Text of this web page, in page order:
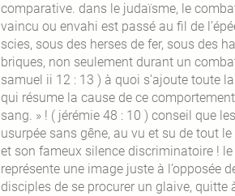
comparative. dans le judaïsme, le
vaincu ou envahi est passé au fil de
scies, sous des herses de fer, sous des
briques, non seulement durant un
samuel ii 12 : 13 ) à quoi s’ajoute toute
qui résume la cause de ce
sang. » ! ( jérémie 48 : 10 ) conseil que
usurpée sans gêne, au vu et su de tout
et son fameux silence discriminatoire !
représente une image juste à l’opposée
disciples de se procurer un glaive, quitte